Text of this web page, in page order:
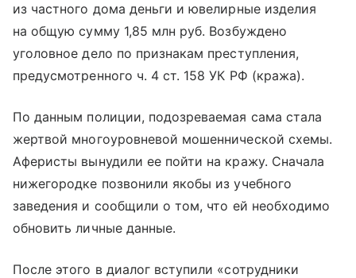
из частного дома деньги и ювелирные изделия
на общую сумму 1,85 млн руб. Возбуждено
уголовное дело по признакам преступления,
предусмотренного ч. 4 ст. 158 УК РФ (кража).
По данным полиции, подозреваемая сама стала
жертвой многоуровневой мошеннической схемы.
Аферисты вынудили ее пойти на кражу. Сначала
нижегородке позвонили якобы из учебного
заведения и сообщили о том, что ей необходимо
обновить личные данные.
После этого в диалог вступили «сотрудники